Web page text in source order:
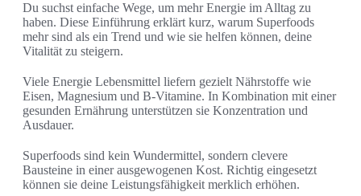
Du suchst einfache Wege, um mehr Energie im Alltag zu
haben. Diese Einführung erklärt kurz, warum Superfoods
mehr sind als ein Trend und wie sie helfen können, deine
Vitalität zu steigern.
Viele Energie Lebensmittel liefern gezielt Nährstoffe wie
Eisen, Magnesium und B‑Vitamine. In Kombination mit einer
gesunden Ernährung unterstützen sie Konzentration und
Ausdauer.
Superfoods sind kein Wundermittel, sondern clevere
Bausteine in einer ausgewogenen Kost. Richtig eingesetzt
können sie deine Leistungsfähigkeit merklich erhöhen.